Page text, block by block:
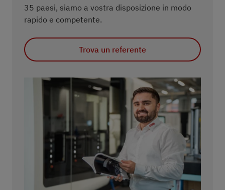
35 paesi, siamo a vostra disposizione in modo
rapido e competente.
Trova un referente